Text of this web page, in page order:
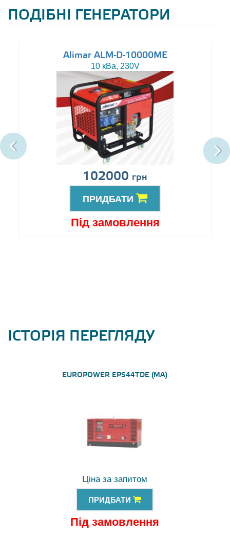
ПОДІБНІ ГЕНЕРАТОРИ
Alimar ALM-D-10000ME
10 кВа, 230V
102000 грн
ПРИДБАТИ
Під замовлення
ІСТОРІЯ ПЕРЕГЛЯДУ
EUROPOWER EPS44TDE (MA)
Ціна за запитом
ПРИДБАТИ
Під замовлення